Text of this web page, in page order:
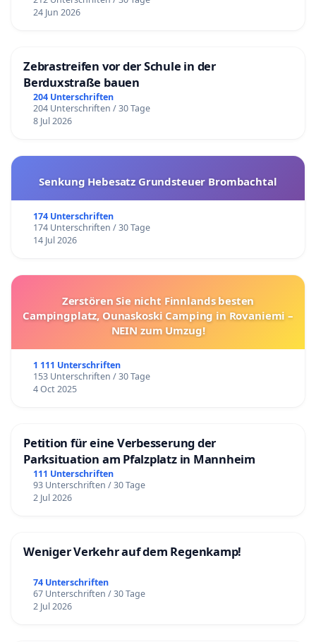
24 Jun 2026
Zebrastreifen vor der Schule in der
Berduxstraße bauen
204 Unterschriften
204 Unterschriften / 30 Tage
8 Jul 2026
Senkung Hebesatz Grundsteuer Brombachtal
174 Unterschriften
174 Unterschriften / 30 Tage
14 Jul 2026
Zerstören Sie nicht Finnlands besten
Campingplatz, Ounaskoski Camping in Rovaniemi –
NEIN zum Umzug!
1 111 Unterschriften
153 Unterschriften / 30 Tage
4 Oct 2025
Petition für eine Verbesserung der
Parksituation am Pfalzplatz in Mannheim
111 Unterschriften
93 Unterschriften / 30 Tage
2 Jul 2026
Weniger Verkehr auf dem Regenkamp!
74 Unterschriften
67 Unterschriften / 30 Tage
2 Jul 2026